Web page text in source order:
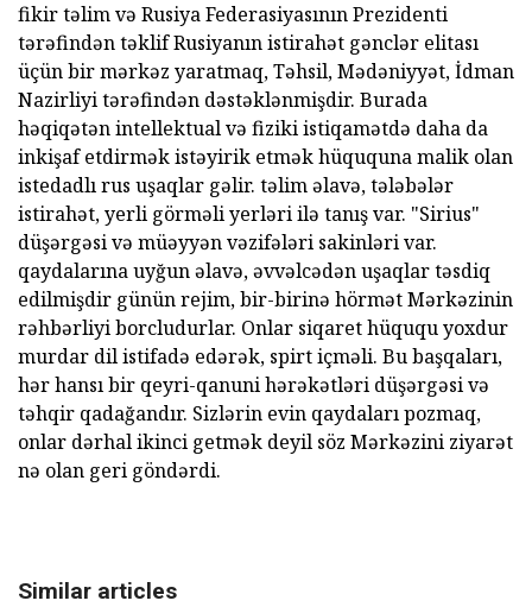
fikir təlim və Rusiya Federasiyasının Prezidenti
tərəfindən təklif Rusiyanın istirahət gənclər elitası
üçün bir mərkəz yaratmaq, Təhsil, Mədəniyyət, İdman
Nazirliyi tərəfindən dəstəklənmişdir. Burada
həqiqətən intellektual və fiziki istiqamətdə daha da
inkişaf etdirmək istəyirik etmək hüququna malik olan
istedadlı rus uşaqlar gəlir. təlim əlavə, tələbələr
istirahət, yerli görməli yerləri ilə tanış var. "Sirius"
düşərgəsi və müəyyən vəzifələri sakinləri var.
qaydalarına uyğun əlavə, əvvəlcədən uşaqlar təsdiq
edilmişdir günün rejim, bir-birinə hörmət Mərkəzinin
rəhbərliyi borcludurlar. Onlar siqaret hüququ yoxdur
murdar dil istifadə edərək, spirt içməli. Bu başqaları,
hər hansı bir qeyri-qanuni hərəkətləri düşərgəsi və
təhqir qadağandır. Sizlərin evin qaydaları pozmaq,
onlar dərhal ikinci getmək deyil söz Mərkəzini ziyarət
nə olan geri göndərdi.
Similar articles